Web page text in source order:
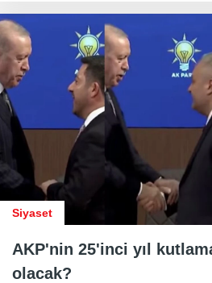
Siyaset
AKP'nin 25'inci yıl
olacak?